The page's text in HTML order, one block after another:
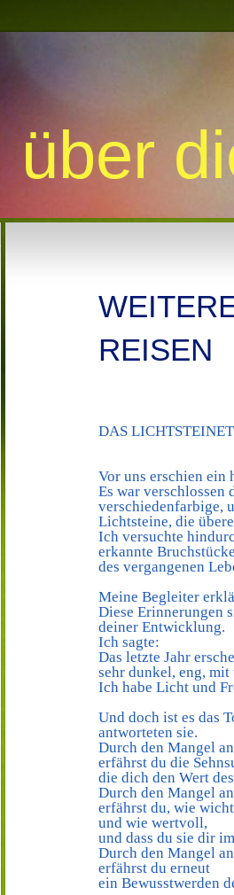
über
REISEN
DAS
Vor uns erschien ein
Es war verschlossen
verschiedenfarbige,
Lichtsteine, die
Ich versuchte
erkannte
des vergangenen
Meine Begleiter
Diese Erinnerungen
deiner Entwicklung.
Ich sagte:
Das letzte Jahr
sehr dunkel, eng,
Ich habe Licht und
Und doch ist es das
antworteten sie.
Durch den Mangel
erfährst du die
die dich den Wert
Durch den Mangel
erfährst du, wie
und wie wertvoll,
und dass du sie dir
Durch den Mangel
erfährst du erneut
ein Bewusstwerden